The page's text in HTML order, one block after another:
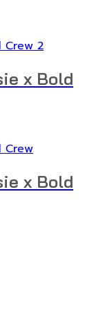
x Bold
x Bold